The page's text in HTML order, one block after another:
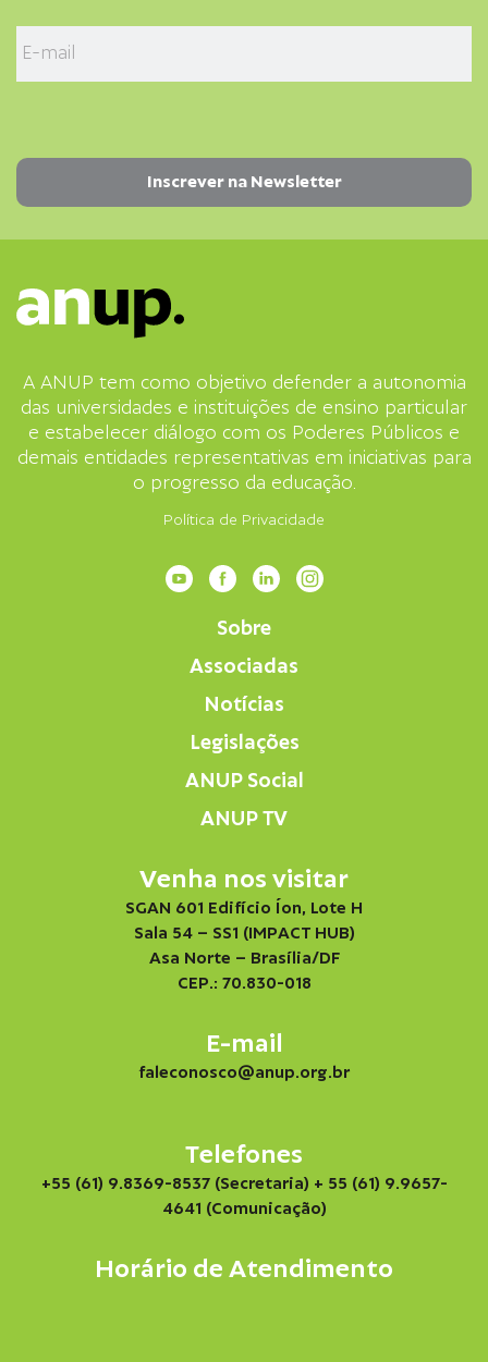
A ANUP tem como objetivo defender a autonomia
das universidades e instituições de ensino particular
e estabelecer diálogo com os Poderes Públicos e
demais entidades representativas em iniciativas para
o progresso da educação.
Política de Privacidade
Sobre
Associadas
Notícias
Legislações
ANUP Social
ANUP TV
Venha nos visitar
SGAN 601 Edifício Íon, Lote H
Sala 54 – SS1 (IMPACT HUB)
Asa Norte – Brasília/DF
CEP.: 70.830-018
E-mail
faleconosco@anup.org.br
Telefones
+55 (61) 9.8369-8537 (Secretaria) + 55 (61) 9.9657-
4641 (Comunicação)
Horário de Atendimento